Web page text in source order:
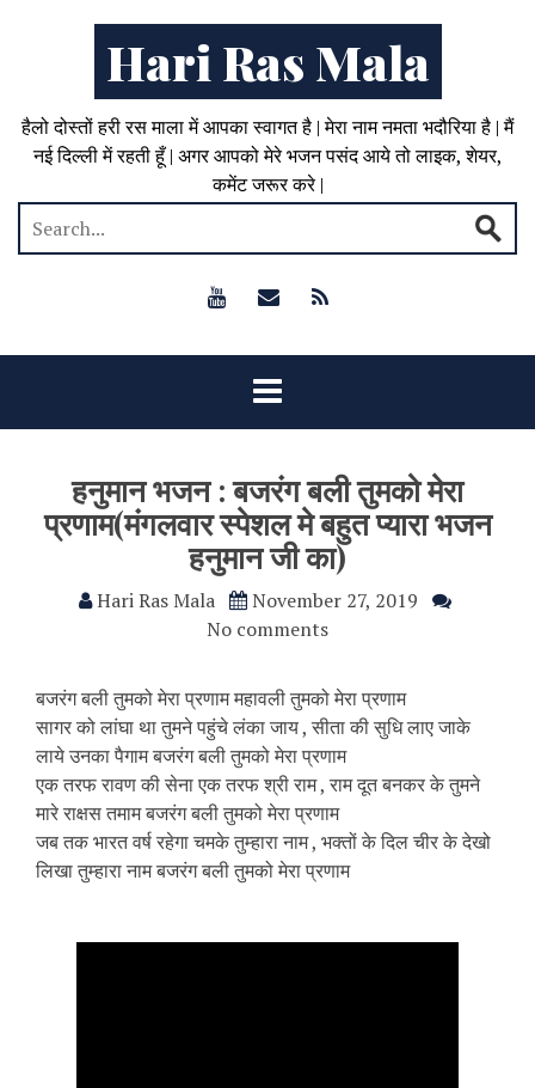
Hari Ras Mala
हैलो दोस्तों हरी रस माला में आपका स्वागत है | मेरा नाम नमता भदौरिया है | मैं
नई दिल्ली में रहती हूँ | अगर आपको मेरे भजन पसंद आये तो लाइक, शेयर,
कमेंट जरूर करे |
हनुमान भजन : बजरंग बली तुमको मेरा
प्रणाम(मंगलवार स्पेशल मे बहुत प्यारा भजन
हनुमान जी का)
Hari Ras Mala
November 27, 2019
No comments
बजरंग बली तुमको मेरा प्रणाम महावली तुमको मेरा प्रणाम
सागर को लांघा था तुमने पहुंचे लंका जाय , सीता की सुधि लाए जाके
लाये उनका पैगाम बजरंग बली तुमको मेरा प्रणाम
एक तरफ रावण की सेना एक तरफ श्री राम , राम दूत बनकर के तुमने
मारे राक्षस तमाम बजरंग बली तुमको मेरा प्रणाम
जब तक भारत वर्ष रहेगा चमके तुम्हारा नाम , भक्तों के दिल चीर के देखो
लिखा तुम्हारा नाम बजरंग बली तुमको मेरा प्रणाम